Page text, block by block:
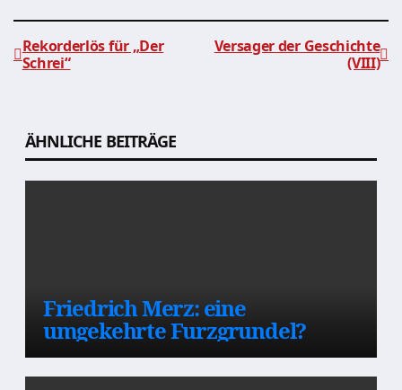
Versager der Geschichte
(VIII)
Rekorderlös für „Der
Schrei“
ÄHNLICHE BEITRÄGE
Friedrich Merz: eine
umgekehrte Furzgrundel?